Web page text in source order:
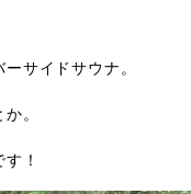
サイドサウナ。
。
す！